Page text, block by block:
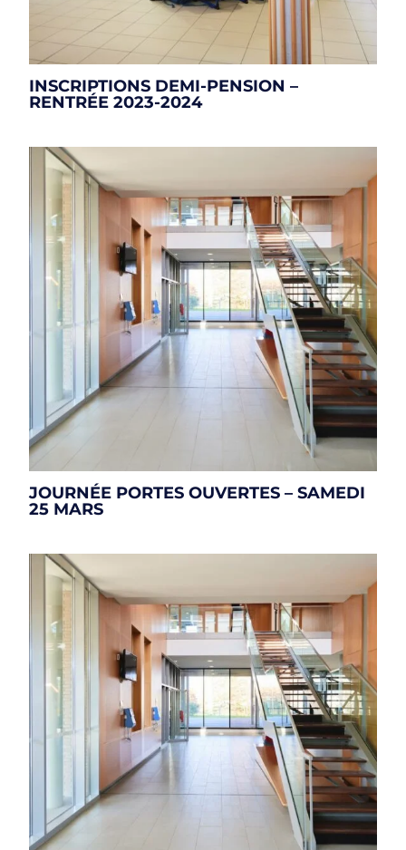
INSCRIPTIONS DEMI-PENSION –
RENTRÉE 2023-2024
JOURNÉE PORTES OUVERTES – SAMEDI
25 MARS